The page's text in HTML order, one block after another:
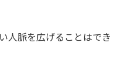
人脈を広げることはでき